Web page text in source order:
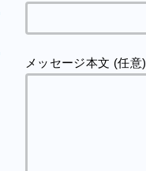
メッセージ本文 (任意)